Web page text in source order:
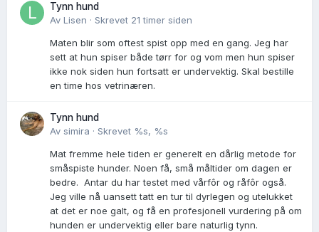
Tynn hund
Av Lisen · Skrevet 21 timer siden
Maten blir som oftest spist opp med en gang. Jeg har
sett at hun spiser både tørr for og vom men hun spiser
ikke nok siden hun fortsatt er undervektig. Skal bestille
en time hos vetrinæren.
Tynn hund
Av simira · Skrevet %s, %s
Mat fremme hele tiden er generelt en dårlig metode for
småspiste hunder. Noen få, små måltider om dagen er
bedre. Antar du har testet med vårfôr og råfôr også.
Jeg ville nå uansett tatt en tur til dyrlegen og utelukket
at det er noe galt, og få en profesjonell vurdering på om
hunden er undervektig eller bare naturlig tynn.